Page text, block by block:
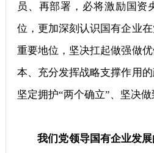
员、再部署，必将激励国资
位，更加深刻认识国有企业
重要地位，坚决扛起做强做
本、充分发挥战略支撑作用
坚定拥护“两个确立”、坚决做
我们党领导国有企业发展